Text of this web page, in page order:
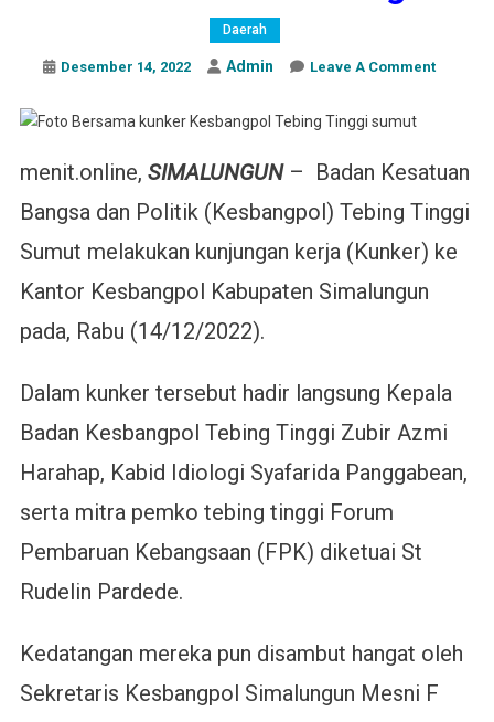
Daerah
Desember 14, 2022 Admin Leave A CommentOn
Janji
menit.online, SIMALUNGUN– Badan Kesatuan
Bangsa dan Politik (Kesbangpol) Tebing Tinggi
Sumut melakukan kunjungan kerja (Kunker) ke
Kantor Kesbangpol Kabupaten Simalungun
pada, Rabu (14/12/2022).
Dalam kunker tersebut hadir langsung Kepala
Badan Kesbangpol Tebing Tinggi Zubir Azmi
Harahap, Kabid Idiologi Syafarida Panggabean,
serta mitra pemko tebing tinggi Forum
Pembaruan Kebangsaan (FPK) diketuai St
Rudelin Pardede.
Kedatangan mereka pun disambut hangat oleh
Sekretaris Kesbangpol Simalungun Mesni F